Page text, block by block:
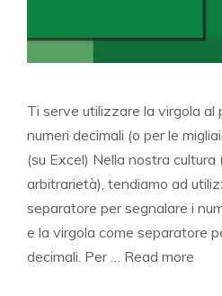
Ti serve utilizzare la virgola al
numeri decimali (o per le
(su Excel) Nella nostra cultura
arbitrarietà), tendiamo ad
separatore per segnalare i
e la virgola come separatore
decimali. Per … Read more